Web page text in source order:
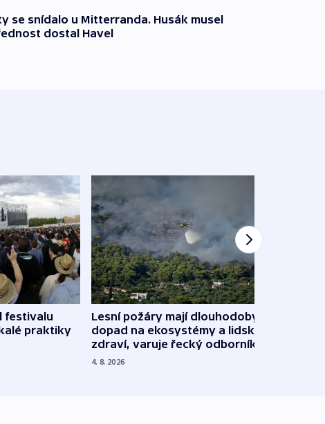
se snídalo u Mitterranda. Husák musel
dostal Havel
festivalu
praktiky
Lesní požáry mají dlouhodobý
dopad na ekosystémy a lidské
zdraví, varuje řecký odborník
4. 8. 2026